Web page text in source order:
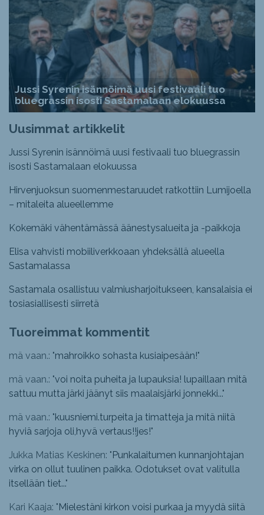
Jussi Syrenin isännöimä uusi festivaali tuo
bluegrassin isosti Sastamalaan elokuussa
Uusimmat artikkelit
Jussi Syrenin isännöimä uusi festivaali tuo bluegrassin
isosti Sastamalaan elokuussa
Hirvenjuoksun suomenmestaruudet ratkottiin Lumijoella
– mitaleita alueellemme
Kokemäki vähentämässä äänestysalueita ja -paikkoja
Elisa vahvisti mobiiliverkkoaan yhdeksällä alueella
Sastamalassa
Sastamala osallistuu valmiusharjoitukseen, kansalaisia ei
tosiasiallisesti siirretä
Tuoreimmat kommentit
mä vaan.: "mahroikko sohasta kusiaipesään!"
mä vaan.: "voi noita puheita ja lupauksia! lupaillaan mitä
sattuu mutta järki jäänyt siis maalaisjärki jonnekki..."
mä vaan.: "kuusniemi.turpeita ja timatteja ja mitä niitä
hyviä sarjoja oli,hyvä vertaus!!jes!"
Jukka Matias Keskinen: "Punkalaitumen kunnanjohtajan
virka on ollut tuulinen paikka. Odotukset ovat valitulla
itsellään tiet..."
Kari Kaaja: "Mielestäni kirkon voisi purkaa ja myydä siitä